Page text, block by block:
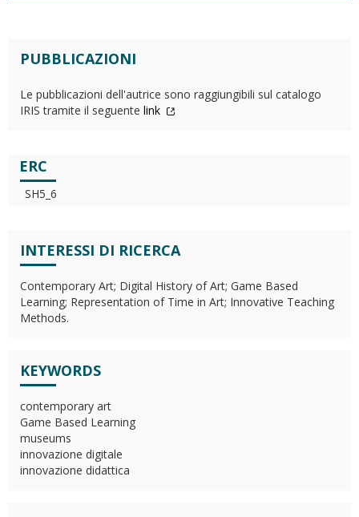
PUBBLICAZIONI
Le pubblicazioni dell'autrice sono raggiungibili sul catalogo
IRIS tramite il seguente link
ERC
SH5_6
INTERESSI DI RICERCA
Contemporary Art; Digital History of Art; Game Based
Learning; Representation of Time in Art; Innovative Teaching
Methods.
KEYWORDS
contemporary art
Game Based Learning
museums
innovazione digitale
innovazione didattica